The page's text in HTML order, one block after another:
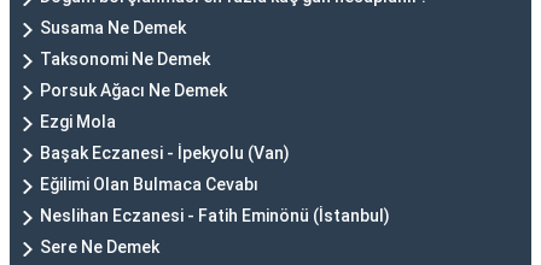
Susama Ne Demek
Taksonomi Ne Demek
Porsuk Ağacı Ne Demek
Ezgi Mola
Başak Eczanesi - İpekyolu (Van)
Eğilimi Olan Bulmaca Cevabı
Neslihan Eczanesi - Fatih Eminönü (İstanbul)
Sere Ne Demek